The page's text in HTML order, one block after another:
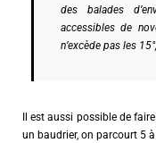
des balades
accessibles de
n’excède pas les
Il est aussi possible de
un baudrier, on parcourt 5